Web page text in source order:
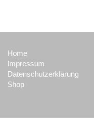
Home
Impressum
Datenschutzerklärung
Shop